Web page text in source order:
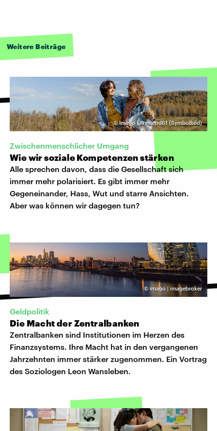
Weitere Beiträge
©Imago | Westend61 (Symbolbild)
Zwischenmenschlicher Umgang
Wie wir soziale Kompetenzen stärken
Alle sprechen davon, dass die Gesellschaft sich
immer mehr polarisiert. Es gibt immer mehr
Gegeneinander, Hass, Wut und starre Ansichten.
Aber was können wir dagegen tun?
© imago | imagebroker
Geldpolitik
Die Macht der Zentralbanken
Zentralbanken sind Institutionen im Herzen des
Finanzsystems. Ihre Macht hat in den vergangenen
Jahrzehnten immer stärker zugenommen. Ein Vortrag
des Soziologen Leon Wansleben.